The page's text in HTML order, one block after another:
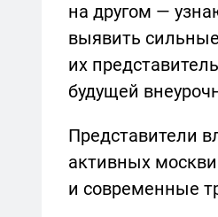
на другом —
выявить
их
будущей
Представители
активных
и современные